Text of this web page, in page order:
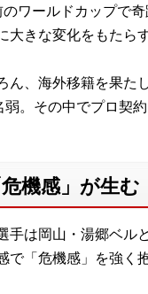
のワールドカップで
大きな変化をもたら
ん、海外移籍を果た
弱。その中でプロ契
危機感」が生
手は岡山・湯郷ベル
で「危機感」を強く